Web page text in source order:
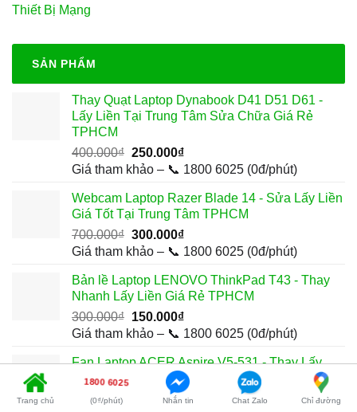
Thiết Bị Mạng
SẢN PHẨM
Thay Quạt Laptop Dynabook D41 D51 D61 -
Lấy Liền Tại Trung Tâm Sửa Chữa Giá Rẻ
TPHCM
400.000₫ Giá
gốc
400.000₫.
250.000₫Giá
hiện
là:
250.000₫.
Giá tham khảo – 📞 1800 6025 (0đ/phút)
Webcam Laptop Razer Blade 14 - Sửa Lấy Liền
Giá Tốt Tại Trung Tâm TPHCM
700.000₫ Giá
gốc
700.000₫.
300.000₫Giá
hiện
là:
300.000₫.
Giá tham khảo – 📞 1800 6025 (0đ/phút)
Bản lề Laptop LENOVO ThinkPad T43 - Thay
Nhanh Lấy Liền Giá Rẻ TPHCM
300.000₫ Giá
gốc
300.000₫.
150.000₫Giá
hiện
là:
150.000₫.
Giá tham khảo – 📞 1800 6025 (0đ/phút)
Fan Laptop ACER Aspire V5-531 - Thay Lấy
Liền | Trung Tâm Gần Nhất TPHCM
450.000₫ 200.000₫ Giá
Trang chủ
1800 6025
(0₫/phút) Nhắn tin Chat Zalo Chỉ đường